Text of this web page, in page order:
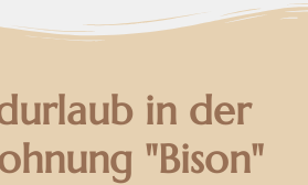
in der
"Bison"